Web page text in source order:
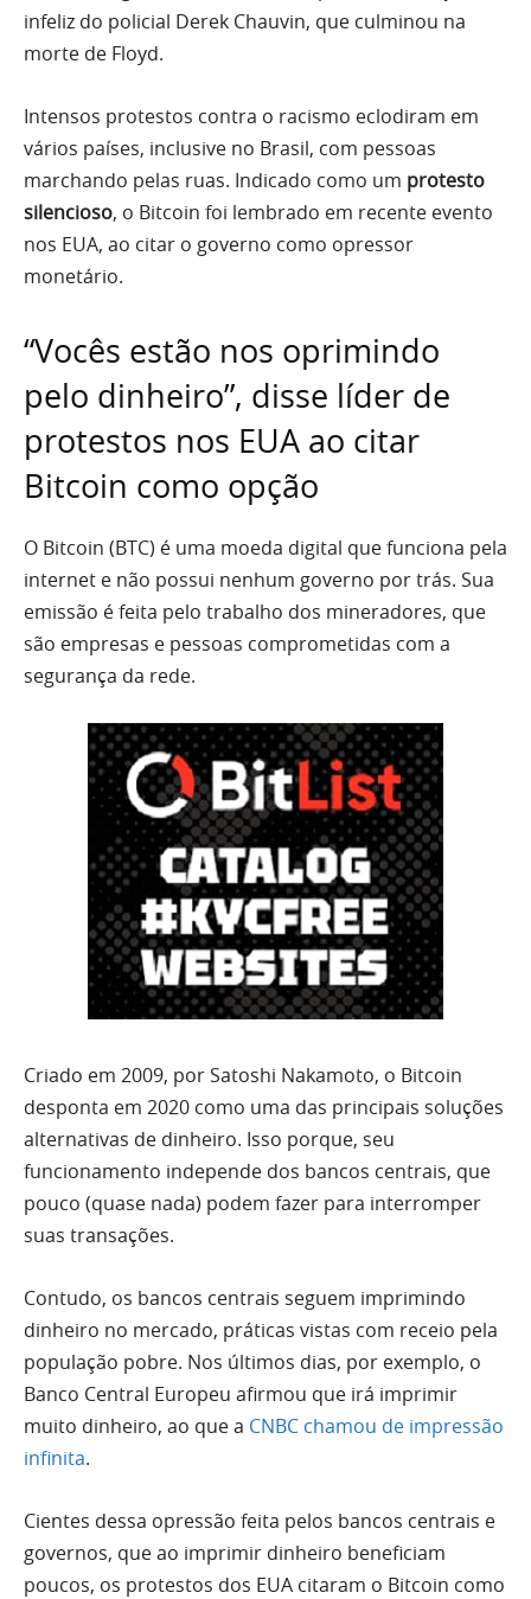
infeliz do policial Derek Chauvin, que culminou na
morte de Floyd.
Intensos protestos contra o racismo eclodiram em
vários países, inclusive no Brasil, com pessoas
marchando pelas ruas. Indicado como um protesto
silencioso, o Bitcoin foi lembrado em recente evento
nos EUA, ao citar o governo como opressor
monetário.
“Vocês estão nos oprimindo
pelo dinheiro”, disse líder de
protestos nos EUA ao citar
Bitcoin como opção
O Bitcoin (BTC) é uma moeda digital que funciona pela
internet e não possui nenhum governo por trás. Sua
emissão é feita pelo trabalho dos mineradores, que
são empresas e pessoas comprometidas com a
segurança da rede.
Criado em 2009, por Satoshi Nakamoto, o Bitcoin
desponta em 2020 como uma das principais soluções
alternativas de dinheiro. Isso porque, seu
funcionamento independe dos bancos centrais, que
pouco (quase nada) podem fazer para interromper
suas transações.
Contudo, os bancos centrais seguem imprimindo
dinheiro no mercado, práticas vistas com receio pela
população pobre. Nos últimos dias, por exemplo, o
Banco Central Europeu afirmou que irá imprimir
muito dinheiro, ao que a CNBC chamou de impressão
infinita.
Cientes dessa opressão feita pelos bancos centrais e
governos, que ao imprimir dinheiro beneficiam
poucos, os protestos dos EUA citaram o Bitcoin como